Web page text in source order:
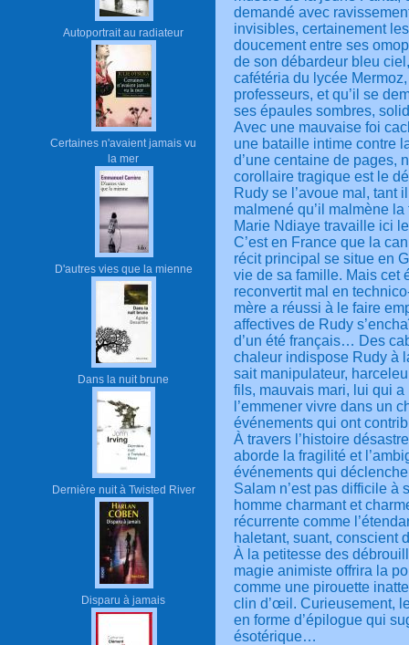
Autoportrait au radiateur
Certaines n'avaient jamais vu
la mer
D'autres vies que la mienne
Dans la nuit brune
Dernière nuit à Twisted River
Disparu à jamais
demandé avec
invisibles, certainement
doucement entre ses
de son débardeur bleu
cafétéria du lycée
professeurs, et qu’il se
ses épaules sombres,
Avec une mauvaise foi
une bataille intime contre
d’une centaine de pages,
corollaire tragique est le
Rudy se l’avoue mal, tant
malmené qu’il malmène la
Marie Ndiaye travaille ici
C’est en France que la
récit principal se situe en
vie de sa famille. Mais cet
reconvertit mal en
mère a réussi à le faire
affectives de Rudy
d’un été français… Des
chaleur indispose Rudy à
sait manipulateur,
fils, mauvais mari, lui qui
l’emmener vivre dans un
événements qui ont
À travers l’histoire
aborde la fragilité et
événements qui
Salam n’est pas difficile à
homme charmant et
récurrente comme
haletant, suant, conscient
À la petitesse des
magie animiste offrira la
comme une pirouette
clin d’œil. Curieusement,
en forme d’épilogue qui
ésotérique…